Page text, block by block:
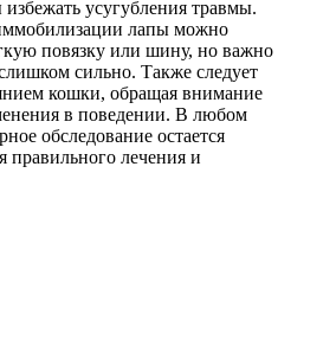
усугубления травмы.
лапы можно
повязку или шину, но важно
слишком сильно. Также следует
кошки, обращая внимание
в поведении. В любом
обследование остается
правильного лечения и